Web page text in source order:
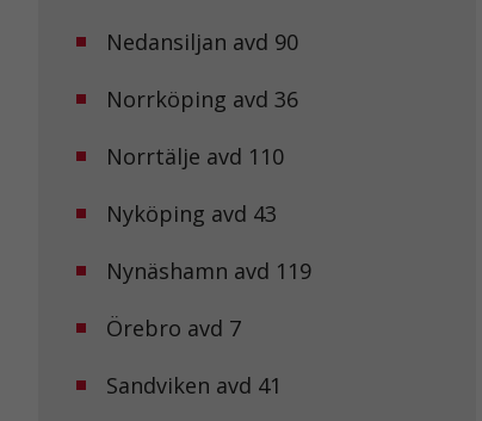
Nedansiljan avd 90
Norrköping avd 36
Norrtälje avd 110
Nyköping avd 43
Nynäshamn avd 119
Örebro avd 7
Sandviken avd 41